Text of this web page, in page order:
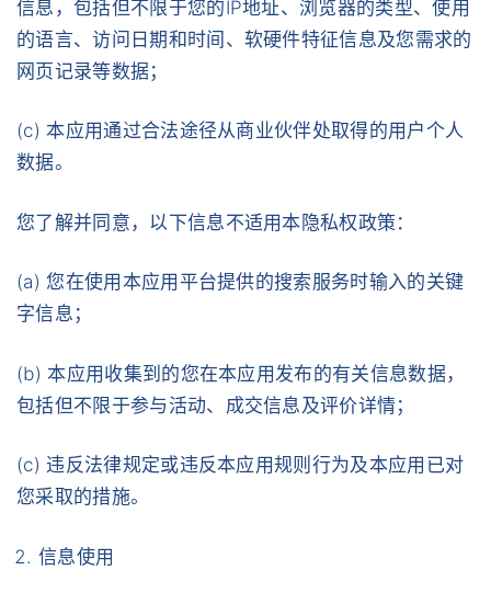
信息，包括但不限于您的IP地址、浏览器的类型、使用
的语言、访问日期和时间、软硬件特征信息及您需求的
网页记录等数据；
(c) 本应用通过合法途径从商业伙伴处取得的用户个人
数据。
您了解并同意，以下信息不适用本隐私权政策：
(a) 您在使用本应用平台提供的搜索服务时输入的关键
字信息；
(b) 本应用收集到的您在本应用发布的有关信息数据，
包括但不限于参与活动、成交信息及评价详情；
(c) 违反法律规定或违反本应用规则行为及本应用已对
您采取的措施。
信息使用